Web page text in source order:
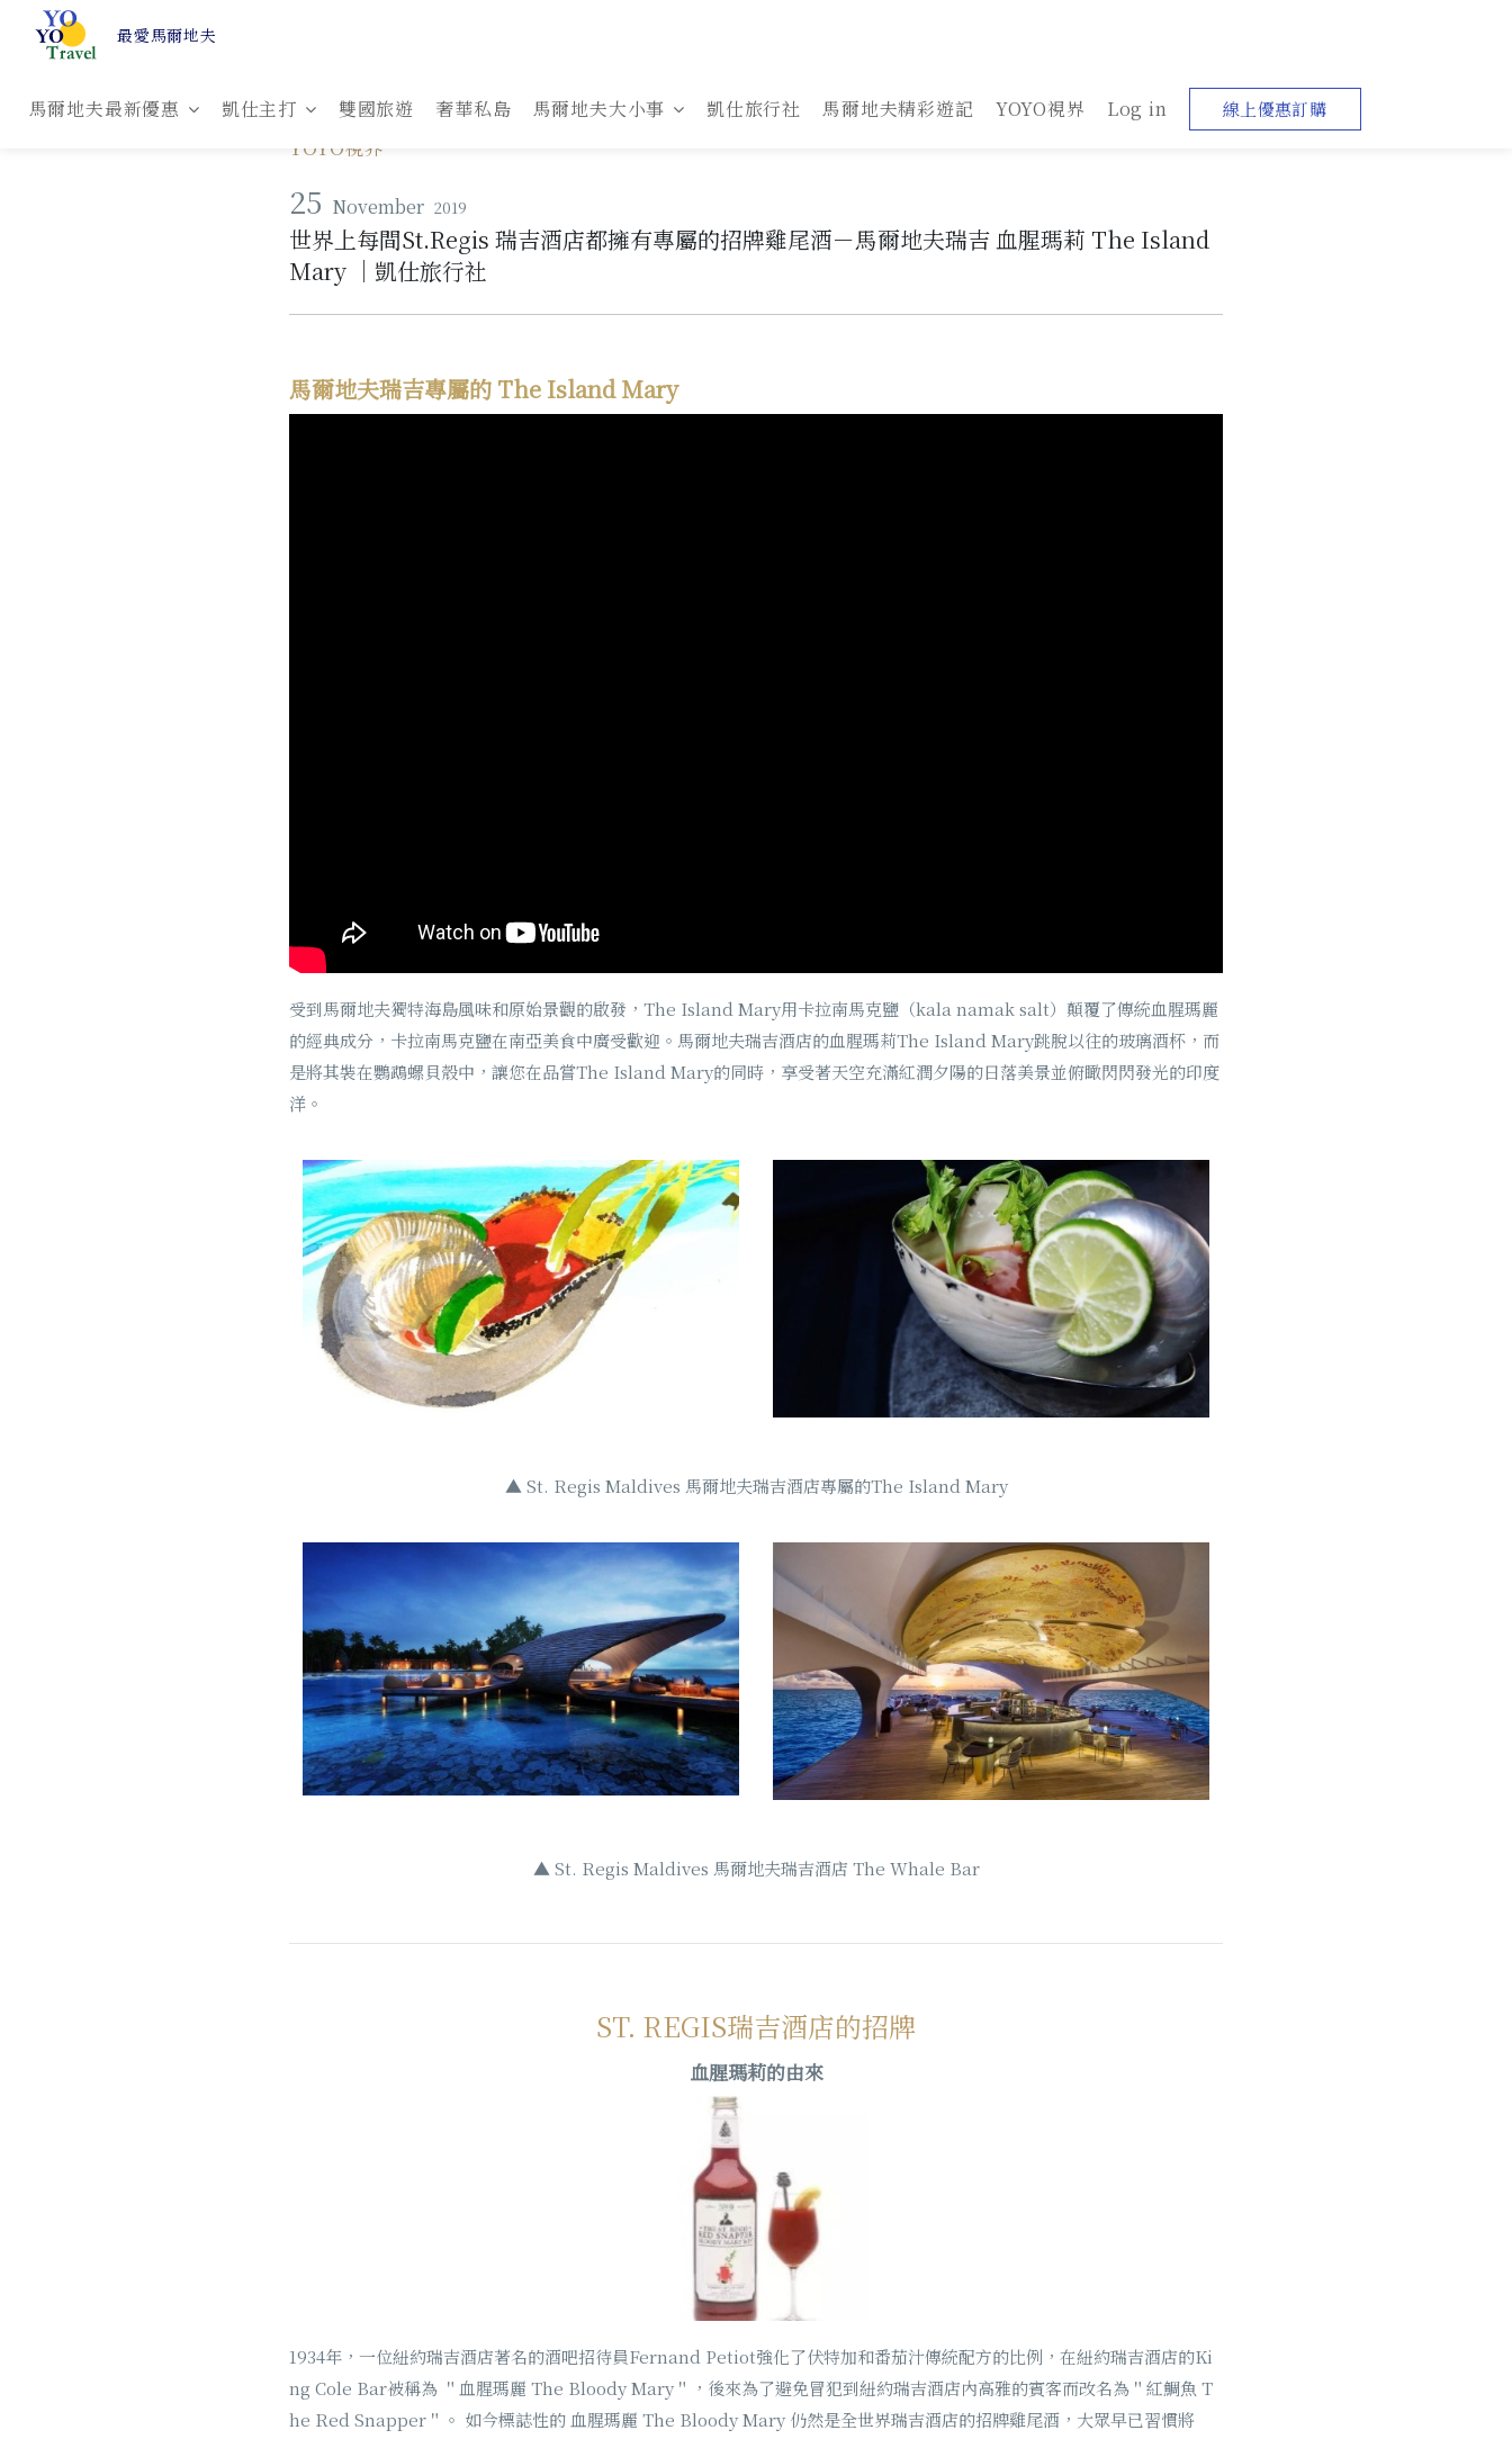
最愛馬爾地夫
馬爾地夫最新優惠 凱仕主打 雙國旅遊 奢華私島 馬爾地夫大小事 凱仕旅行社 馬爾地夫精彩遊記 YOYO視界 Log in 線上優惠訂購
YOYO視界
世界上每間St.Regis 瑞吉酒店都擁有專屬的招牌雞尾酒－馬爾地夫瑞吉 血腥瑪莉 The Island
Mary ｜凱仕旅行社
25 November 2019
馬爾地夫瑞吉專屬的 The Island Mary
受到馬爾地夫獨特海島風味和原始景觀的啟發，The Island Mary用卡拉南馬克鹽（kala namak salt）顛覆了傳統血腥瑪麗
的經典成分，卡拉南馬克鹽在南亞美食中廣受歡迎。馬爾地夫瑞吉酒店的血腥瑪莉The Island Mary跳脫以往的玻璃酒杯，而
是將其裝在鸚鵡螺貝殼中，讓您在品嘗The Island Mary的同時，享受著天空充滿紅潤夕陽的日落美景並俯瞰閃閃發光的印度
洋。
▲ St. Regis Maldives 馬爾地夫瑞吉酒店專屬的The Island Mary
▲ St. Regis Maldives 馬爾地夫瑞吉酒店 The Whale Bar
ST. REGIS瑞吉酒店的招牌
血腥瑪莉的由來
1934年，一位紐約瑞吉酒店著名的酒吧招待員Fernand Petiot強化了伏特加和番茄汁傳統配方的比例，在紐約瑞吉酒店的Ki
ng Cole Bar被稱為 ＂血腥瑪麗 The Bloody Mary＂，後來為了避免冒犯到紐約瑞吉酒店內高雅的賓客而改名為＂紅鯛魚 T
he Red Snapper＂。 如今標誌性的 血腥瑪麗 The Bloody Mary 仍然是全世界瑞吉酒店的招牌雞尾酒，大眾早已習慣將